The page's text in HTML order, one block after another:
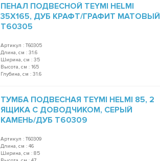
ПЕНАЛ ПОДВЕСНОЙ TEYMI HELMI
35Х165, ДУБ КРАФТ/ГРАФИТ МАТОВЫЙ
T60305
Артикул : T60305
Длина, см : 31.6
Ширина, см : 35
Высота, см : 165
Глубина, см : 31.6
ТУМБА ПОДВЕСНАЯ TEYMI HELMI 85, 2
ЯЩИКА С ДОВОДЧИКОМ, СЕРЫЙ
КАМЕНЬ/ДУБ T60309
Артикул : T60309
Длина, см : 46
Ширина, см : 85